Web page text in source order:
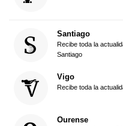
Santiago
Recibe toda la
Santiago
Vigo
Recibe toda la
Ourense